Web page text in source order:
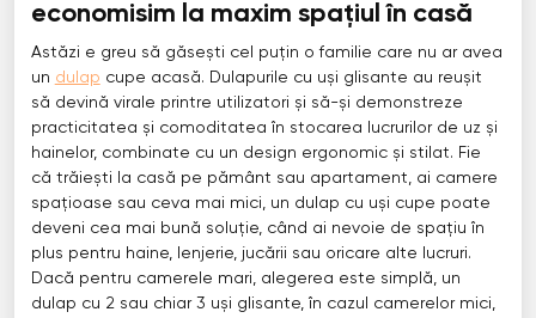
economisim la maxim spațiul în casă
Astăzi e greu să găsești cel puțin o familie care nu ar avea
un dulap cupe acasă. Dulapurile cu uși glisante au reușit
să devină virale printre utilizatori și să-și demonstreze
practicitatea și comoditatea în stocarea lucrurilor de uz și
hainelor, combinate cu un design ergonomic și stilat. Fie
că trăiești la casă pe pământ sau apartament, ai camere
spațioase sau ceva mai mici, un dulap cu uși cupe poate
deveni cea mai bună soluție, când ai nevoie de spațiu în
plus pentru haine, lenjerie, jucării sau oricare alte lucruri.
Dacă pentru camerele mari, alegerea este simplă, un
dulap cu 2 sau chiar 3 uși glisante, în cazul camerelor mici,